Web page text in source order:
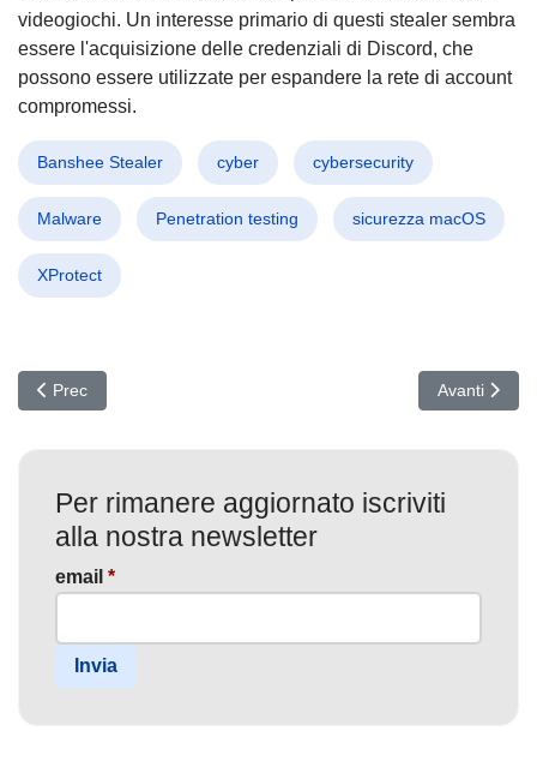
videogiochi. Un interesse primario di questi stealer sembra
essere l'acquisizione delle credenziali di Discord, che
possono essere utilizzate per espandere la rete di account
compromessi.
Banshee Stealer cyber cybersecurity
Malware Penetration testing sicurezza macOS
XProtect
Articolo precedente: RedDelta: Operazioni di Spionaggio
Prec Articolo
Avanti
Per rimanere aggiornato iscriviti
alla nostra newsletter
email *
Invia